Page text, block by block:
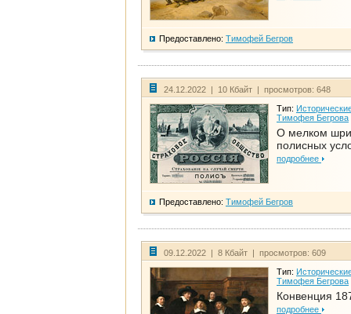
Предоставлено: Тимофей Бегров
24.12.2022 | 10 Кбайт | просмотров: 648
Тип:
Тимофея Бегрова
О мелком
полисных
подробнее
Предоставлено: Тимофей Бегров
09.12.2022 | 8 Кбайт | просмотров: 609
Тип:
Тимофея Бегрова
Конвенция
подробнее